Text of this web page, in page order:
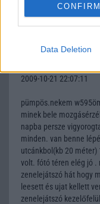
CONFIRM
Data Deletion
van!http://
html
kicsisean
2009-10-21 22:07:11
pümpös.nekem
minek bele
napba persze
minden. van benne
utcánkbol(kb 20
volt. fótó téren elég jó .
zenelejátszó hát hogy
leesett és ujat kellett
zenelejátszó